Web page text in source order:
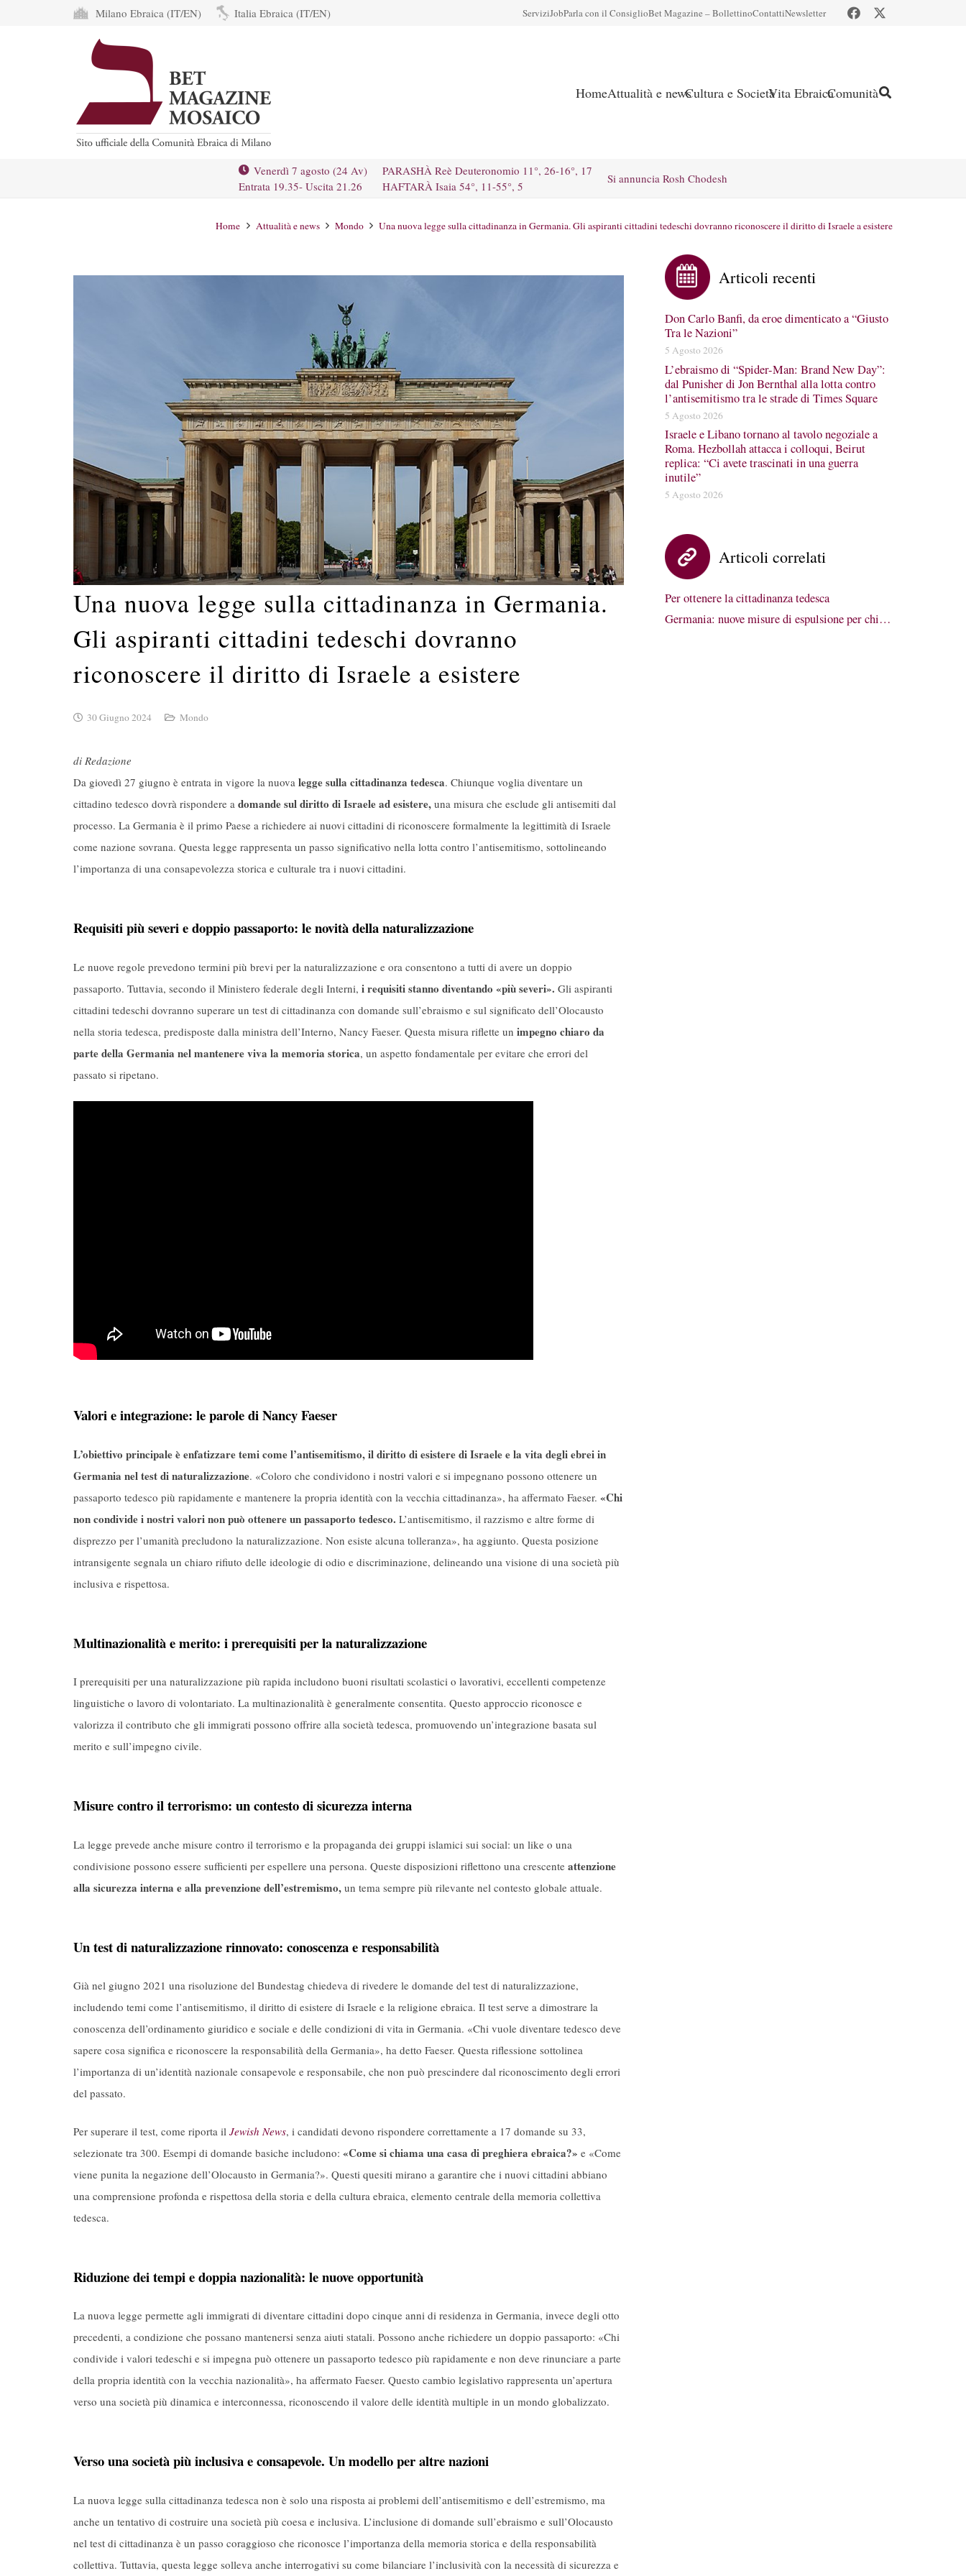
Milano Ebraica (IT/EN) Italia Ebraica (IT/EN) ServiziJobParla con il ConsiglioBet Magazine – BollettinoContattiNewsletter
HomeAttualità e newsCultura e SocietàVita EbraicaComunità
Venerdì 7 agosto (24 Av)
Entrata 19.35- Uscita 21.26
PARASHÀ Reè Deuteronomio 11°, 26-16°, 17
HAFTARÀ Isaia 54°, 11-55°, 5
Si annuncia Rosh Chodesh
Home Attualità e news Mondo Una nuova legge sulla cittadinanza in Germania. Gli aspiranti cittadini tedeschi dovranno riconoscere il diritto di Israele a esistere
Una nuova legge sulla cittadinanza in Germania.
Gli aspiranti cittadini tedeschi dovranno
riconoscere il diritto di Israele a esistere
30 Giugno 2024 Mondo
di Redazione
Da giovedì 27 giugno è entrata in vigore la nuova legge sulla cittadinanza tedesca. Chiunque voglia diventare un
cittadino tedesco dovrà rispondere a domande sul diritto di Israele ad esistere, una misura che esclude gli antisemiti dal
processo. La Germania è il primo Paese a richiedere ai nuovi cittadini di riconoscere formalmente la legittimità di Israele
come nazione sovrana. Questa legge rappresenta un passo significativo nella lotta contro l’antisemitismo, sottolineando
l’importanza di una consapevolezza storica e culturale tra i nuovi cittadini.
Requisiti più severi e doppio passaporto: le novità della naturalizzazione
Le nuove regole prevedono termini più brevi per la naturalizzazione e ora consentono a tutti di avere un doppio
passaporto. Tuttavia, secondo il Ministero federale degli Interni, i requisiti stanno diventando «più severi». Gli aspiranti
cittadini tedeschi dovranno superare un test di cittadinanza con domande sull’ebraismo e sul significato dell’Olocausto
nella storia tedesca, predisposte dalla ministra dell’Interno, Nancy Faeser. Questa misura riflette un impegno chiaro da
parte della Germania nel mantenere viva la memoria storica, un aspetto fondamentale per evitare che errori del
passato si ripetano.
Valori e integrazione: le parole di Nancy Faeser
L’obiettivo principale è enfatizzare temi come l’antisemitismo, il diritto di esistere di Israele e la vita degli ebrei in
Germania nel test di naturalizzazione. «Coloro che condividono i nostri valori e si impegnano possono ottenere un
passaporto tedesco più rapidamente e mantenere la propria identità con la vecchia cittadinanza», ha affermato Faeser. «Chi
non condivide i nostri valori non può ottenere un passaporto tedesco. L’antisemitismo, il razzismo e altre forme di
disprezzo per l’umanità precludono la naturalizzazione. Non esiste alcuna tolleranza», ha aggiunto. Questa posizione
intransigente segnala un chiaro rifiuto delle ideologie di odio e discriminazione, delineando una visione di una società più
inclusiva e rispettosa.
Multinazionalità e merito: i prerequisiti per la naturalizzazione
I prerequisiti per una naturalizzazione più rapida includono buoni risultati scolastici o lavorativi, eccellenti competenze
linguistiche o lavoro di volontariato. La multinazionalità è generalmente consentita. Questo approccio riconosce e
valorizza il contributo che gli immigrati possono offrire alla società tedesca, promuovendo un’integrazione basata sul
merito e sull’impegno civile.
Misure contro il terrorismo: un contesto di sicurezza interna
La legge prevede anche misure contro il terrorismo e la propaganda dei gruppi islamici sui social: un like o una
condivisione possono essere sufficienti per espellere una persona. Queste disposizioni riflettono una crescente attenzione
alla sicurezza interna e alla prevenzione dell’estremismo, un tema sempre più rilevante nel contesto globale attuale.
Un test di naturalizzazione rinnovato: conoscenza e responsabilità
Già nel giugno 2021 una risoluzione del Bundestag chiedeva di rivedere le domande del test di naturalizzazione,
includendo temi come l’antisemitismo, il diritto di esistere di Israele e la religione ebraica. Il test serve a dimostrare la
conoscenza dell’ordinamento giuridico e sociale e delle condizioni di vita in Germania. «Chi vuole diventare tedesco deve
sapere cosa significa e riconoscere la responsabilità della Germania», ha detto Faeser. Questa riflessione sottolinea
l’importanza di un’identità nazionale consapevole e responsabile, che non può prescindere dal riconoscimento degli errori
del passato.
Per superare il test, come riporta il Jewish News, i candidati devono rispondere correttamente a 17 domande su 33,
selezionate tra 300. Esempi di domande basiche includono: «Come si chiama una casa di preghiera ebraica?» e «Come
viene punita la negazione dell’Olocausto in Germania?». Questi quesiti mirano a garantire che i nuovi cittadini abbiano
una comprensione profonda e rispettosa della storia e della cultura ebraica, elemento centrale della memoria collettiva
tedesca.
Riduzione dei tempi e doppia nazionalità: le nuove opportunità
La nuova legge permette agli immigrati di diventare cittadini dopo cinque anni di residenza in Germania, invece degli otto
precedenti, a condizione che possano mantenersi senza aiuti statali. Possono anche richiedere un doppio passaporto: «Chi
condivide i valori tedeschi e si impegna può ottenere un passaporto tedesco più rapidamente e non deve rinunciare a parte
della propria identità con la vecchia nazionalità», ha affermato Faeser. Questo cambio legislativo rappresenta un’apertura
verso una società più dinamica e interconnessa, riconoscendo il valore delle identità multiple in un mondo globalizzato.
Verso una società più inclusiva e consapevole. Un modello per altre nazioni
La nuova legge sulla cittadinanza tedesca non è solo una risposta ai problemi dell’antisemitismo e dell’estremismo, ma
anche un tentativo di costruire una società più coesa e inclusiva. L’inclusione di domande sull’ebraismo e sull’Olocausto
nel test di cittadinanza è un passo coraggioso che riconosce l’importanza della memoria storica e della responsabilità
collettiva. Tuttavia, questa legge solleva anche interrogativi su come bilanciare l’inclusività con la necessità di sicurezza e
Articoli recenti
Don Carlo Banfi, da eroe dimenticato a “Giusto
Tra le Nazioni”
5 Agosto 2026
L’ebraismo di “Spider-Man: Brand New Day”:
dal Punisher di Jon Bernthal alla lotta contro
l’antisemitismo tra le strade di Times Square
5 Agosto 2026
Israele e Libano tornano al tavolo negoziale a
Roma. Hezbollah attacca i colloqui, Beirut
replica: “Ci avete trascinati in una guerra
inutile”
5 Agosto 2026
Articoli correlati
Per ottenere la cittadinanza tedesca
Germania: nuove misure di espulsione per chi…